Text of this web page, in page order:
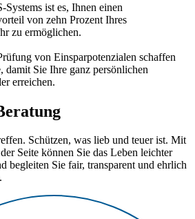
ist es, Ihnen einen
von zehn Prozent Ihres
zu ermöglichen.
von Einsparpotenzialen schaffen
Sie Ihre ganz persönlichen
erreichen.
Schützen, was lieb und teuer ist. Mit
Seite können Sie das Leben leichter
begleiten Sie fair, transparent und ehrlich